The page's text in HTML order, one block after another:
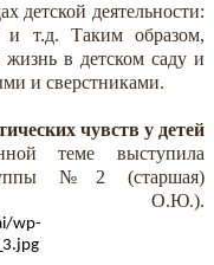
детской деятельности:
и т.д. Таким образом,
жизнь в детском саду и
и сверстниками.
чувств у детей
теме выступила
№2 (старшая)
О.Ю.).